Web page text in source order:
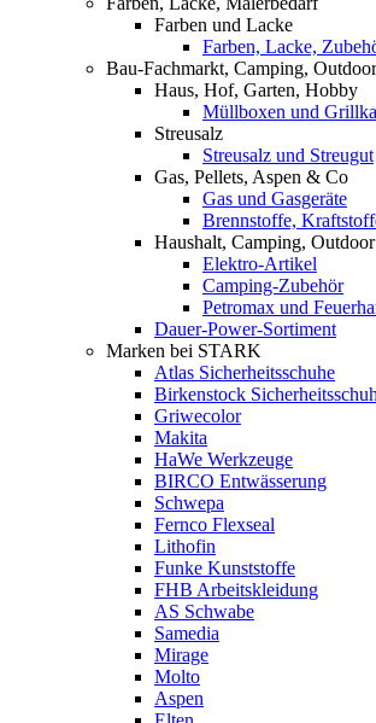
Farben und Lacke
Farben, Lacke,
Bau-Fachmarkt, Camping, Outdoor
Haus, Hof, Garten, Hobby
Müllboxen und
Streusalz
Streusalz und Streugut
Gas, Pellets, Aspen & Co
Gas und Gasgeräte
Brennstoffe,
Haushalt, Camping, Outdoor
Elektro-Artikel
Camping-Zubehör
Petromax und
Dauer-Power-Sortiment
Marken bei STARK
Atlas Sicherheitsschuhe
Birkenstock
Griwecolor
Makita
HaWe Werkzeuge
BIRCO Entwässerung
Schwepa
Fernco Flexseal
Lithofin
Funke Kunststoffe
FHB Arbeitskleidung
AS Schwabe
Samedia
Mirage
Molto
Aspen